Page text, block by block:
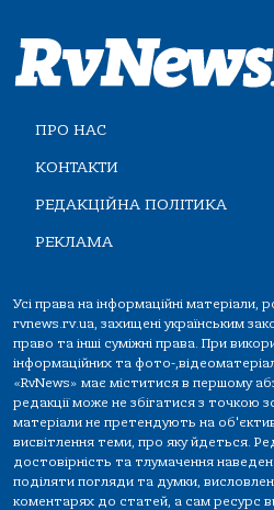
ПРО НАС
КОНТАКТИ
РЕДАКЦІЙНА ПОЛІТИКА
РЕКЛАМА
Усі права на інформаційні матеріали,
rvnews.rv.ua, захищені українським
право та інші суміжні права. При
інформаційних та фото-
«RvNews» має міститися в першому
редакції може не збігатися з точкою
матеріали не претендують на
висвітлення теми, про яку йдеться.
достовірність та тлумачення
поділяти погляди та думки,
коментарях до статей, а сам ресурс